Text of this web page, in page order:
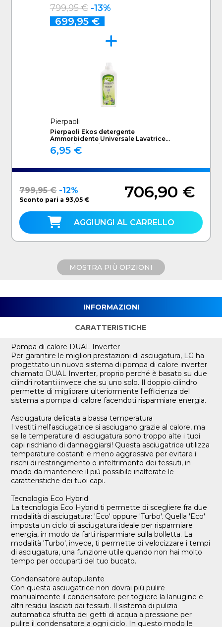
799,95 € -13%
699,95 €
Pierpaoli
Pierpaoli Ekos detergente
Ammorbidente Universale Lavatrice
1000 ml Lavanda
6,95 €
799,95 € -12%
Sconto pari a 93,05 € 706,90 €
AGGIUNGI AL CARRELLO
MOSTRA PIÙ OPZIONI
INFORMAZIONI
CARATTERISTICHE
Pompa di calore DUAL Inverter
Per garantire le migliori prestazioni di asciugatura, LG ha
progettato un nuovo sistema di pompa di calore inverter
chiamato DUAL Inverter, proprio perché è basato su due
cilindri rotanti invece che su uno solo. Il doppio cilindro
permette di migliorare ulteriormente l'efficienza del
sistema a pompa di calore facendoti risparmiare energia.
Asciugatura delicata a bassa temperatura
I vestiti nell'asciugatrice si asciugano grazie al calore, ma
se le temperature di asciugatura sono troppo alte i tuoi
capi rischiano di danneggiarsi! Questa asciugatrice utilizza
temperature costanti e meno aggressive per evitare i
rischi di restringimento o infeltrimento dei tessuti, in
modo da mantenere il più possibile inalterate le
caratteristiche dei tuoi capi.
Tecnologia Eco Hybrid
La tecnologia Eco Hybrid ti permette di scegliere fra due
modalità di asciugatura: 'Eco' oppure 'Turbo'. Quella 'Eco'
imposta un ciclo di asciugatura ideale per risparmiare
energia, in modo da farti risparmiare sulla bolletta. La
modalità 'Turbo', invece, ti permette di velocizzare i tempi
di asciugatura, una funzione utile quando non hai molto
tempo per occuparti del tuo bucato.
Condensatore autopulente
Con questa asciugatrice non dovrai più pulire
manualmente il condensatore per togliere la lanugine e
altri residui lasciati dai tessuti. Il sistema di pulizia
automatica sfrutta dei getti di acqua a pressione per
pulire il condensatore a ogni ciclo. In questo modo le